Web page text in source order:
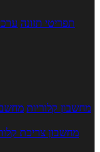
תפריטי תזונה
מחשבון קלוריות
מחשבון צריכת